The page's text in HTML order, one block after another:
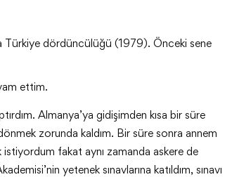
Türkiye dördüncülüğü (1979). Önceki sene
ettim.
Almanya’ya gidişimden kısa bir süre
zorunda kaldım. Bir süre sonra annem
fakat aynı zamanda askere de
yetenek sınavlarına katıldım, sınavı